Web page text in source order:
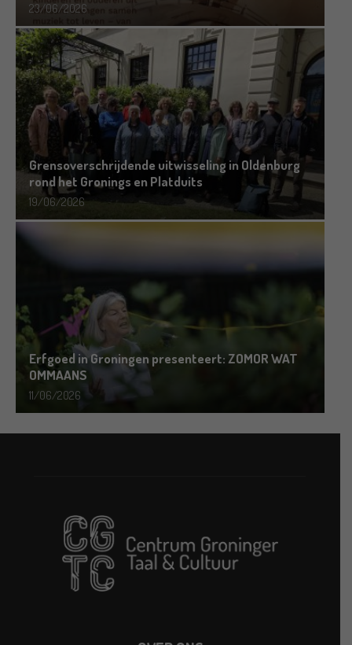
23/06/2026
Grensoverschrijdende uitwisseling in Oldenburg
rond het Gronings en Platduits
19/06/2026
Erfgoed in Groningen presenteert: ZOMOR WAT
OMMAANS
11/06/2026